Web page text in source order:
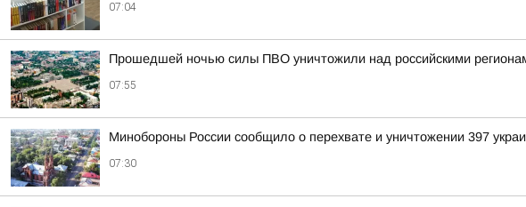
07:04
Прошедшей ночью силы ПВО уничтожили над российскими
07:55
Минобороны России сообщило о перехвате и уничтожении 397
07:30